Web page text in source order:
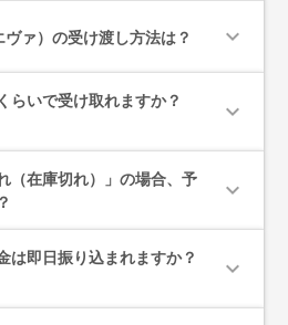
ァ）の受け渡し方法は？ expand_more
らいで受け取れますか？
expand_more
（在庫切れ）」の場合、予
expand_more
は即日振り込まれますか？
expand_more